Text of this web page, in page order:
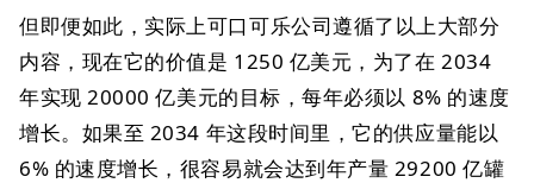
但即便如此，实际上可口可乐公司遵循了以上大部分
内容，现在它的价值是 1250 亿美元，为了在 2034
年实现 20000 亿美元的目标，每年必须以 8% 的速度
增长。如果至 2034 年这段时间里，它的供应量能以
6% 的速度增长，很容易就会达到年产量 29200 亿罐